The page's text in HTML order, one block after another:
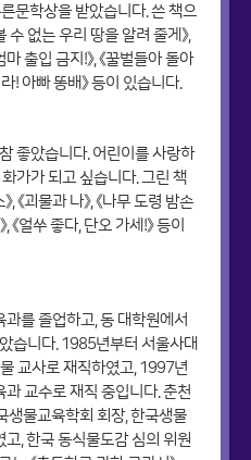
문학상을 받았습니다. 쓴 책으
수 없는 우리 땅을 알려 줄게》,
마 출입 금지!》, 《꿀벌들아 돌아
라! 아빠 똥배》 등이 있습니다.
좋았습니다. 어린이를 사랑하
가가 되고 싶습니다. 그린 책
《괴물과 나》, 《나무 도령 밤손
《얼쑤 좋다, 단오 가세!》 등이
를 졸업하고, 동 대학원에서
습니다. 1985년부터 서울사대
교사로 재직하였고, 1997년
교수로 재직 중입니다. 춘천
생물교육학회 회장, 한국생물
, 한국 동식물도감 심의 위원